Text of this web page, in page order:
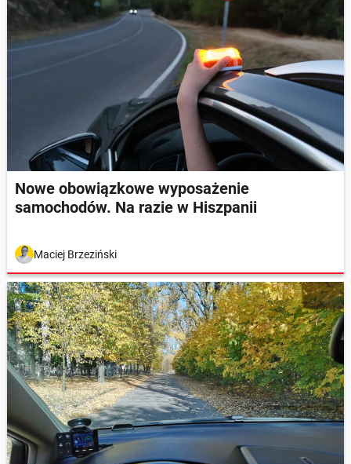
Nowe obowiązkowe wyposażenie
samochodów. Na razie w Hiszpanii
Maciej Brzeziński